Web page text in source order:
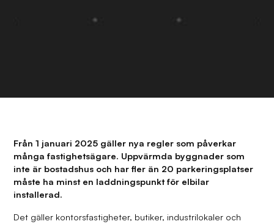
Från 1 januari 2025 gäller nya regler som påverkar
många fastighetsägare. Uppvärmda byggnader som
inte är bostadshus och har fler än 20 parkeringsplatser
måste ha minst en laddningspunkt för elbilar
installerad.
Det gäller kontorsfastigheter, butiker, industrilokaler och